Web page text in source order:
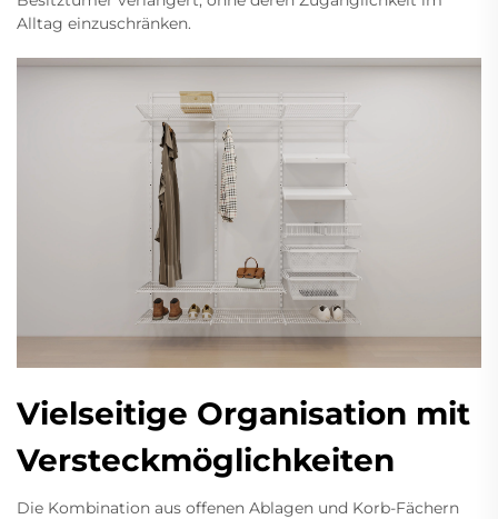
Alltag einzuschränken.
Vielseitige Organisation mit
Versteckmöglichkeiten
Die Kombination aus offenen Ablagen und Korb-Fächern